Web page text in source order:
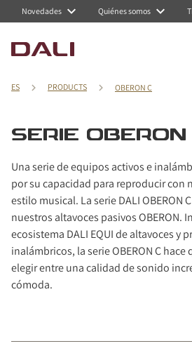
Novedades Quiénes somos
ES PRODUCTS OBERON C
SERIE OBERON
Una serie de equipos activos e
por su capacidad para reproducir con
estilo musical. La serie DALI OBERON
nuestros altavoces pasivos OBERON.
ecosistema DALI EQUI de altavoces y
inalámbricos, la serie OBERON C hace
elegir entre una calidad de sonido
cómoda.
Navigated to Serie OBERON C